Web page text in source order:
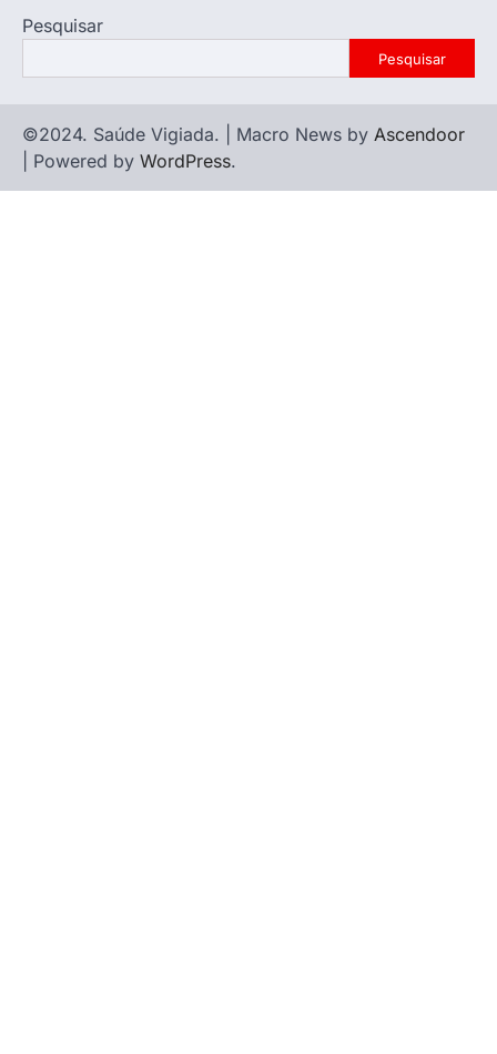
Pesquisar
Pesquisar
©2024. Saúde Vigiada. | Macro News by Ascendoor
| Powered by WordPress.